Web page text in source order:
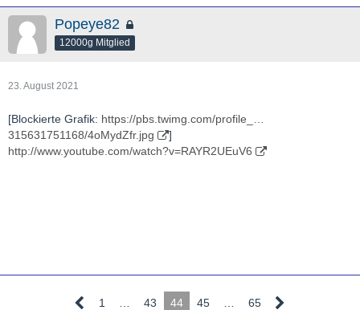
Popeye82
12000g Mitglied
23. August 2021
[Blockierte Grafik: https://pbs.twimg.com/profile_…
315631751168/4oMydZfr.jpg
]
http://www.youtube.com/watch?v=RAYR2UEuV6
1 43 44 45 65